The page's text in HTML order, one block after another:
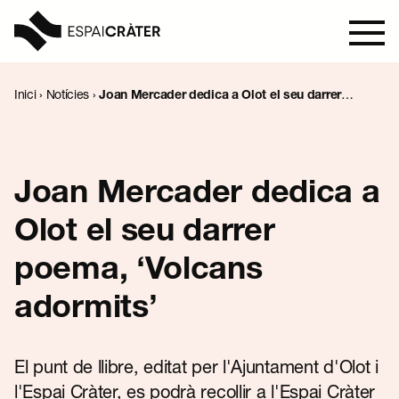
Aprèn
Explora
Programació
Notícies
Inici› Notícies ›Joan Mercader dedica a Olot el seu darrer
Joan Mercader dedica a
Olot el seu darrer
poema, ‘Volcans
adormits’
El punt de llibre, editat per l'Ajuntament d'Olot i
l'Espai Cràter, es podrà recollir a l'Espai Cràter